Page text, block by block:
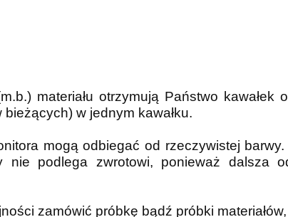
materiału otrzymują Państwo
w jednym kawałku.
mogą odbiegać od rzeczywistej
nie podlega zwrotowi, ponieważ dalsza
zamówić próbkę bądź próbki